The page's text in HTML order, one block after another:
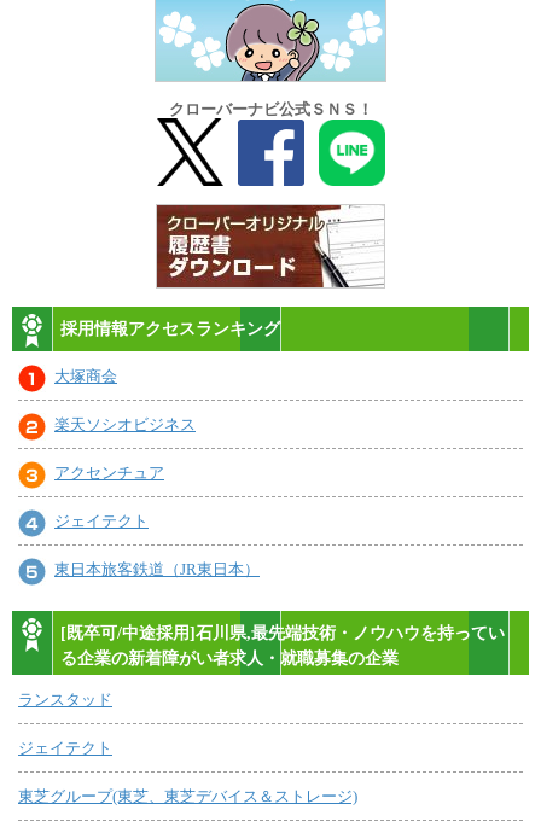
クローバーナビ公式ＳＮＳ！
採用情報アクセスランキング
大塚商会
楽天ソシオビジネス
アクセンチュア
ジェイテクト
東日本旅客鉄道（JR東日本）
[既卒可/中途採用]石川県,最先端技術・ノウハウを持ってい
る企業の新着障がい者求人・就職募集の企業
ランスタッド
ジェイテクト
東芝グループ(東芝、東芝デバイス＆ストレージ)